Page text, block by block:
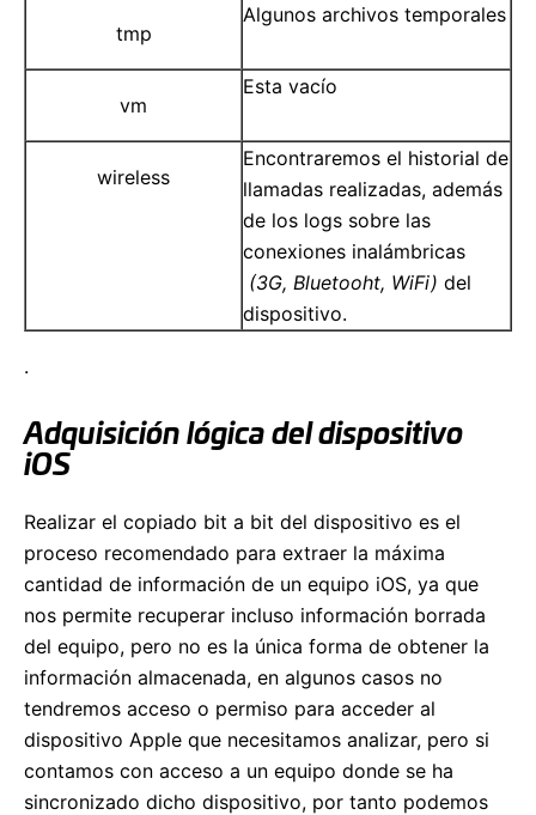
tmp
Algunos archivos temporales
vm
Esta vacío
wireless
Encontraremos el historial de
llamadas realizadas, además
de los logs sobre las
conexiones inalámbricas
(3G, Bluetooht, WiFi) del
dispositivo.
.
Adquisición lógica del dispositivo
iOS
Realizar el copiado bit a bit del dispositivo es el
proceso recomendado para extraer la máxima
cantidad de información de un equipo iOS, ya que
nos permite recuperar incluso información borrada
del equipo, pero no es la única forma de obtener la
información almacenada, en algunos casos no
tendremos acceso o permiso para acceder al
dispositivo Apple que necesitamos analizar, pero si
contamos con acceso a un equipo donde se ha
sincronizado dicho dispositivo, por tanto podemos